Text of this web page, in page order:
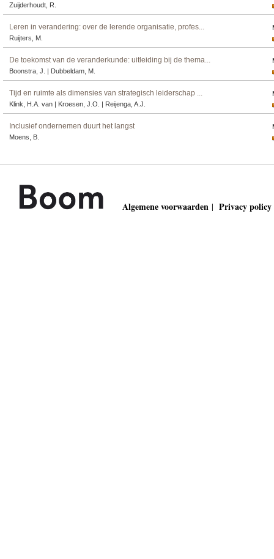
Zuijderhoudt, R.
Leren in verandering: over de lerende organisatie, profes...
Ruijters, M.
De toekomst van de veranderkunde: uitleiding bij de thema...
Boonstra, J. | Dubbeldam, M.
Tijd en ruimte als dimensies van strategisch leiderschap ...
Klink, H.A. van | Kroesen, J.O. | Reijenga, A.J.
Inclusief ondernemen duurt het langst
Moens, B.
Algemene voorwaarden | Privacy policy